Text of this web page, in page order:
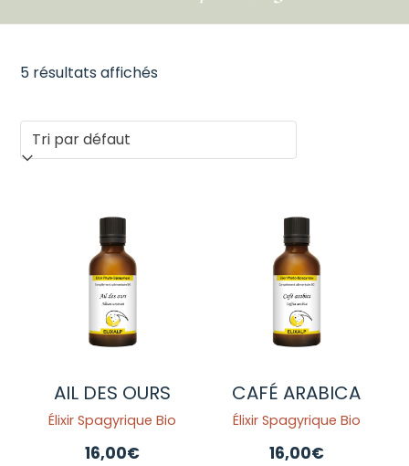
5 résultats affichés
AIL DES OURS
Élixir Spagyrique Bio
16,00€
CAFÉ ARABICA
Élixir Spagyrique Bio
16,00€